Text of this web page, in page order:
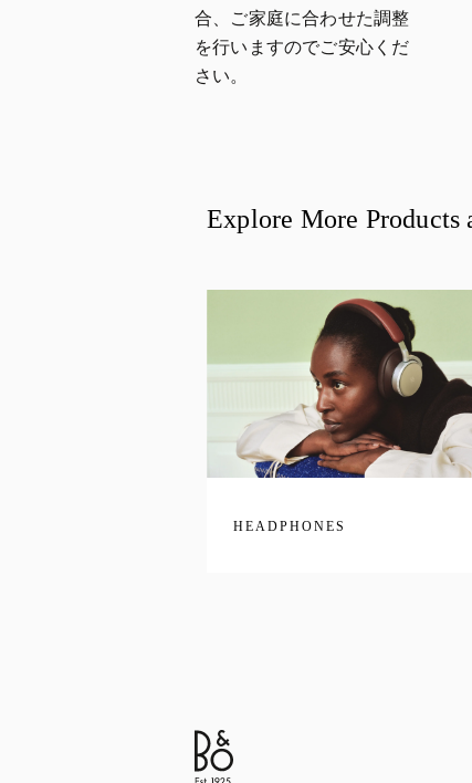
合、ご家庭に合わせた調整
を行いますのでご安心くだ
さい。
Explore More Products
HEADPHONES